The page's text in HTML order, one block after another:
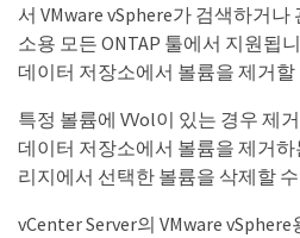
서 VMware vSphere가 검색하거
소용 모든 ONTAP 툴에서 지원됩
데이터 저장소에서 볼륨을 제거할
특정 볼륨에 VVol이 있는 경우 제
데이터 저장소에서 볼륨을 제거하
리지에서 선택한 볼륨을 삭제할
vCenter Server의 VMware